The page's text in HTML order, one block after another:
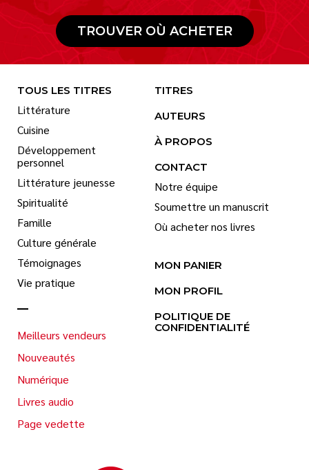
TROUVER OÙ ACHETER
TOUS LES TITRES
Littérature
Cuisine
Développement
personnel
Littérature jeunesse
Spiritualité
Famille
Culture générale
Témoignages
Vie pratique
Meilleurs vendeurs
Nouveautés
Numérique
Livres audio
Page vedette
TITRES
AUTEURS
À PROPOS
CONTACT
Notre équipe
Soumettre un manuscrit
Où acheter nos livres
MON PANIER
MON PROFIL
POLITIQUE DE
CONFIDENTIALITÉ